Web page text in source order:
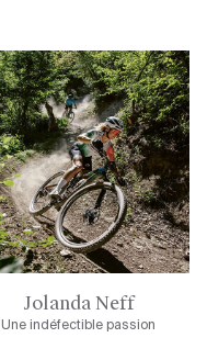
Jolanda Neff
Une indéfectible passion